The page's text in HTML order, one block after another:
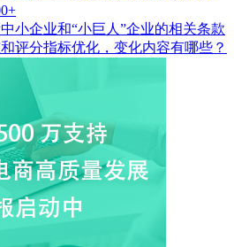
小企业和“小巨人”企业的相关条款
评分指标优化，变化内容有哪些？